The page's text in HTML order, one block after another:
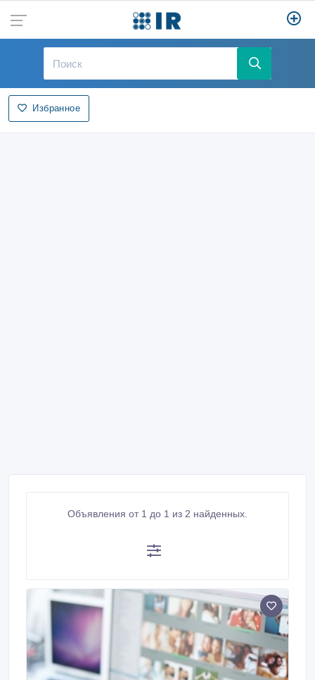
Избранное
Объявления от 1 до 1 из 2 найденных.